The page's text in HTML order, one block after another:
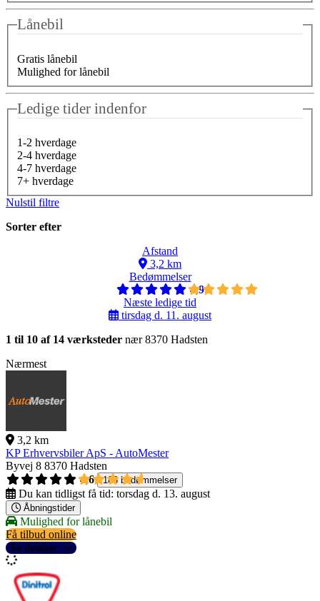
Lånebil
Gratis lånebil
Mulighed for lånebil
Ledige tider indenfor
1-2 hverdage
2-4 hverdage
4-7 hverdage
7+ hverdage
Nulstil filtre
Sorter efter
Afstand
3,2 km
Bedømmelser
4,9
Næste ledige tid
tirsdag d. 11. august
1 til 10 af 14 værksteder nær 8370 Hadsten
Nærmest
3,2 km
KP Erhvervsbiler ApS - AutoMester
Byvej 8 8370 Hadsten
4,6
188 bedømmelser
Du kan tidligst få tid: torsdag d. 13. august
Åbningstider
Mulighed for lånebil
Få tilbud online
Se detaljer